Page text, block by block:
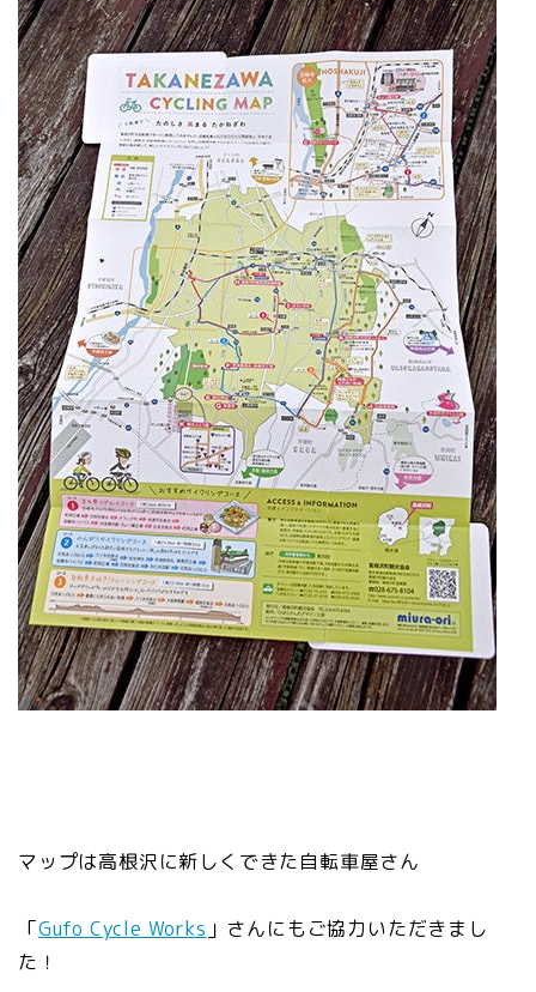
マップは高根沢に新しくできた自転車屋さん
「Gufo Cycle Works 」さんにもご協力いただきまし
た！